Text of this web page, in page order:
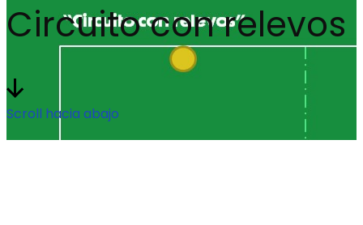
Circuito con relevos
Scroll hacia abajo